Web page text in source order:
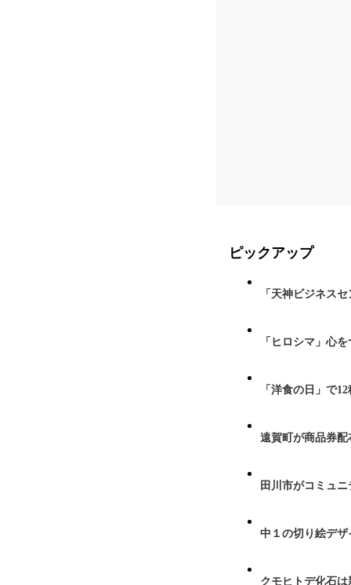
ピックアップ
「天神ビジネス
「ヒロシマ」心
「洋食の日」で
遠賀町が商品券配
田川市がコミュ
中１の切り絵デ
クモヒトデ化石